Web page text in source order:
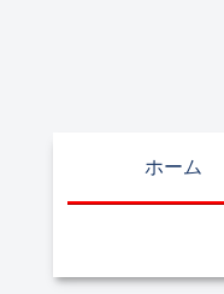
ホーム